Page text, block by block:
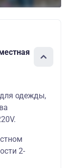
одежды,
2-